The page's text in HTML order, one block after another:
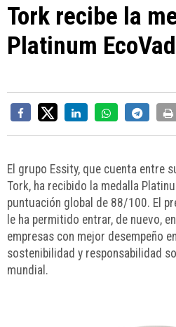
Tork recibe la
Platinum
El grupo Essity, que cuenta entre
Tork, ha recibido la medalla
puntuación global de 88/100. El
le ha permitido entrar, de nuevo,
empresas con mejor desempeño
sostenibilidad y responsabilidad
mundial.